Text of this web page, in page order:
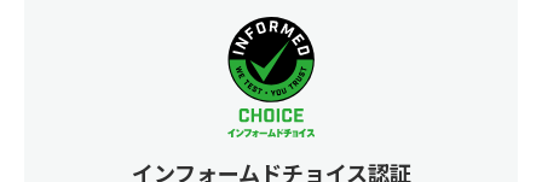
インフォームドチョイス認証